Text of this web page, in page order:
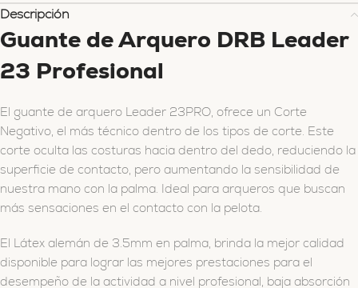
Descripción
Guante de Arquero DRB Leader
23 Profesional
El guante de arquero Leader 23PRO, ofrece un Corte
Negativo, el más técnico dentro de los tipos de corte. Este
corte oculta las costuras hacia dentro del dedo, reduciendo la
superficie de contacto, pero aumentando la sensibilidad de
nuestra mano con la palma. Ideal para arqueros que buscan
más sensaciones en el contacto con la pelota.
El Látex alemán de 3.5mm en palma, brinda la mejor calidad
disponible para lograr las mejores prestaciones para el
desempeño de la actividad a nivel profesional, baja absorción